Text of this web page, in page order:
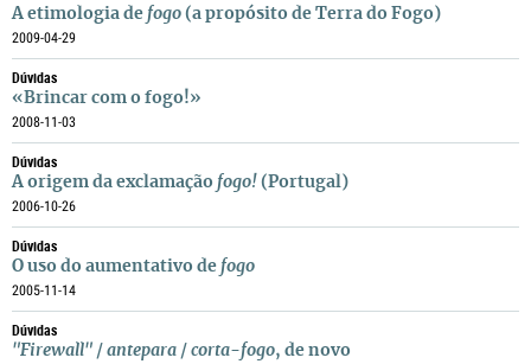
A etimologia de fogo (a propósito de Terra do Fogo)
2009-04-29
Dúvidas
«Brincar com o fogo!»
2008-11-03
Dúvidas
A origem da exclamação fogo! (Portugal)
2006-10-26
Dúvidas
O uso do aumentativo de fogo
2005-11-14
Dúvidas
"Firewall" / antepara / corta-fogo, de novo